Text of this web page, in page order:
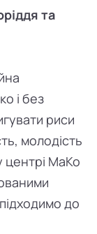
та
і без
риси
молодість
центрі МаКо
до